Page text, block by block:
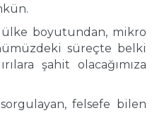
boyutundan, mikro
süreçte belki
şahit olacağımıza
felsefe bilen